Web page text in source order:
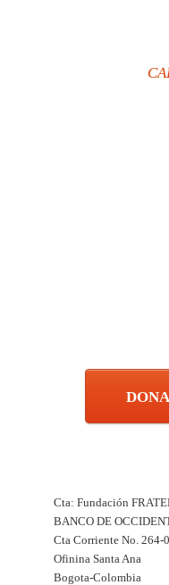
Cta: Fundación
BANCO DE
Cta Corriente No. 264-
Ofinina Santa Ana
Bogota-Colombia